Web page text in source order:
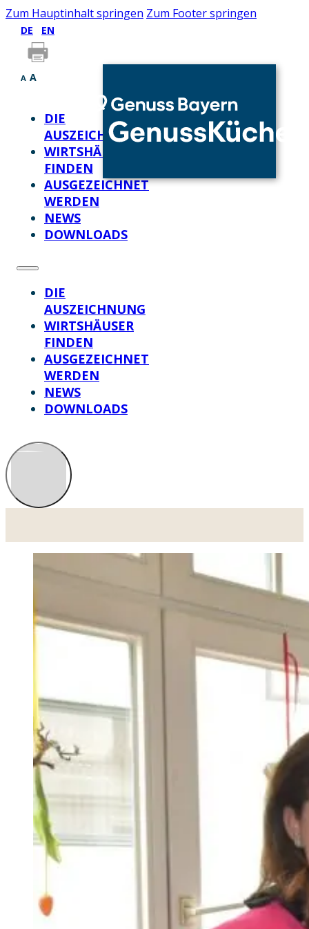
Zum Hauptinhalt springen Zum Footer springen
DE EN
A A
DIE
AUSZEICHNUNG
WIRTSHÄUSER
FINDEN
AUSGEZEICHNET
WERDEN
NEWS
DOWNLOADS
DIE
AUSZEICHNUNG
WIRTSHÄUSER
FINDEN
AUSGEZEICHNET
WERDEN
NEWS
DOWNLOADS